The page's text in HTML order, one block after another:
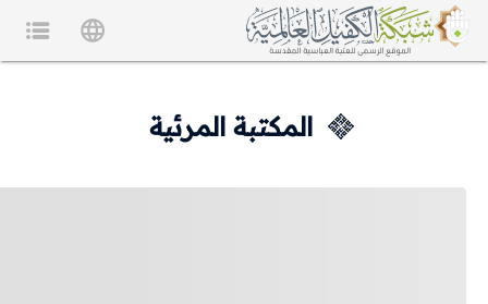
المكتبة المرئية